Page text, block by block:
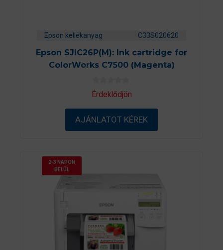
Epson kellékanyag C33S020620
Epson SJIC26P(M): Ink cartridge for
ColorWorks C7500 (Magenta)
0
a
-
ő
Érdeklődjön
AJÁNLATOT KÉREK
2-3 NAPON
BELÜL